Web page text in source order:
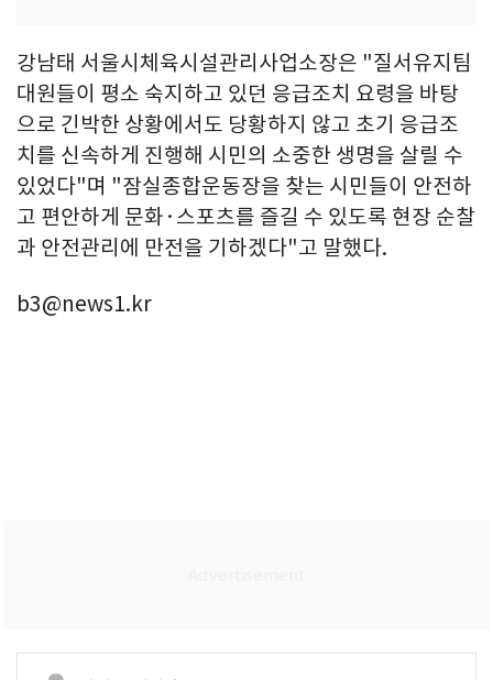
강남태 서울시체육시설관리사업소장은 "질서유지팀
대원들이 평소 숙지하고 있던 응급조치 요령을 바탕
으로 긴박한 상황에서도 당황하지 않고 초기 응급조
치를 신속하게 진행해 시민의 소중한 생명을 살릴 수
있었다"며 "잠실종합운동장을 찾는 시민들이 안전하
고 편안하게 문화·스포츠를 즐길 수 있도록 현장 순찰
과 안전관리에 만전을 기하겠다"고 말했다.
b3@news1.kr